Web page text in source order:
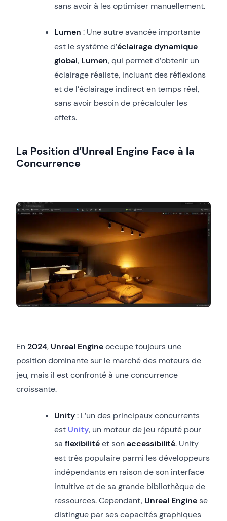
sans avoir à les optimiser manuellement.
Lumen : Une autre avancée importante
est le système d’éclairage dynamique
global, Lumen, qui permet d’obtenir un
éclairage réaliste, incluant des réflexions
et de l’éclairage indirect en temps réel,
sans avoir besoin de précalculer les
effets.
La Position d’Unreal Engine Face à la
Concurrence
En2024, Unreal Engineoccupe toujours une
position dominante sur le marché des moteurs de
jeu, mais il est confronté à une concurrence
croissante.
Unity: L’un des principaux concurrents
est Unity, un moteur de jeu réputé pour
sa flexibilitéet sonaccessibilité. Unity
est très populaire parmi les développeurs
indépendants en raison de son interface
intuitive et de sa grande bibliothèque de
ressources. Cependant, Unreal Enginese
distingue par ses capacités graphiques